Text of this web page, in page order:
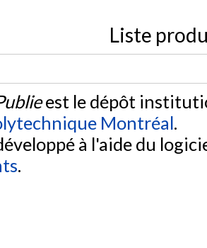
Liste
est le dépôt
Montréal.
à l'aide du
.